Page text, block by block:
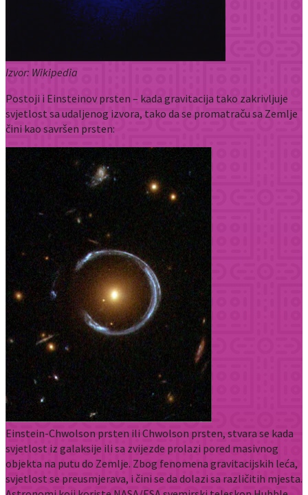
Izvor: Wikipedia
Postoji i Einsteinov prsten – kada gravitacija tako zakrivljuje
svjetlost sa udaljenog izvora, tako da se promatraču sa Zemlje
čini kao savršen prsten:
Einstein-Chwolson prsten ili Chwolson prsten, stvara se kada
svjetlost iz galaksije ili sa zvijezde prolazi pored masivnog
objekta na putu do Zemlje. Zbog fenomena gravitacijskih leća,
svjetlost se preusmjerava, i čini se da dolazi sa različitih mjesta.